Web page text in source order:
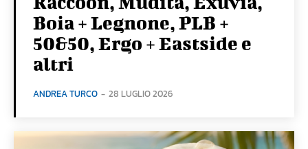
Boia + Legnone, PLB +
50&50, Ergo + Eastside e
altri
ANDREA TURCO - 28 LUGLIO 2026